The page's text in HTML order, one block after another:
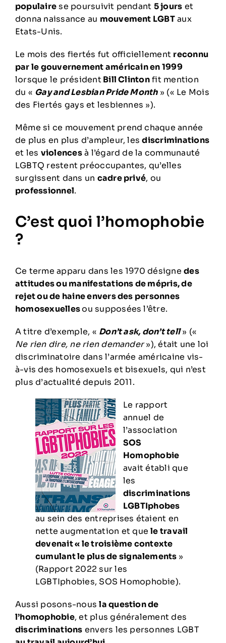
populairese poursuivit pendant 5 jours et
donna naissance au mouvement LGBTaux
Etats-Unis.
Le mois des fiertés fut officiellement reconnu
par le gouvernement américain en 1999
lorsque le présidentBill Clintonfit mention
du « Gay and Lesbian Pride Month» (« Le Mois
des Fiertés gays et lesbiennes »).
Même si ce mouvement prend chaque année
de plus en plus d’ampleur, lesdiscriminations
et les violencesà l’égard de la communauté
LGBTQ restent préoccupantes, qu’elles
surgissent dans un cadre privé, ou
professionnel.
C’est quoi l’homophobie
?
Ce terme apparu dans les 1970 désignedes
attitudes ou manifestations de mépris, de
rejet ou de haine envers des personnes
homosexuellesou supposées l’être.
A titre d’exemple, « Don’t ask, don’t tell» («
Ne rien dire, ne rien demander»), était une loi
discriminatoire dans l’armée américaine vis-
à-vis des homosexuels et bisexuels, qui n’est
plus d’actualité depuis 2011.
Le rapport
annuel de
l’association
SOS
Homophobie
avait établi que
les
discriminations
LGBTIphobes
au sein des entreprises étaient en
nette augmentation et quele travail
devenait « le troisième contexte
cumulant le plus de signalements »
(Rapport 2022 sur les
LGBTIphobies, SOS Homophobie).
Aussi posons-nousla question de
l’homophobie, et plus généralement des
discriminations envers les personnes LGBT